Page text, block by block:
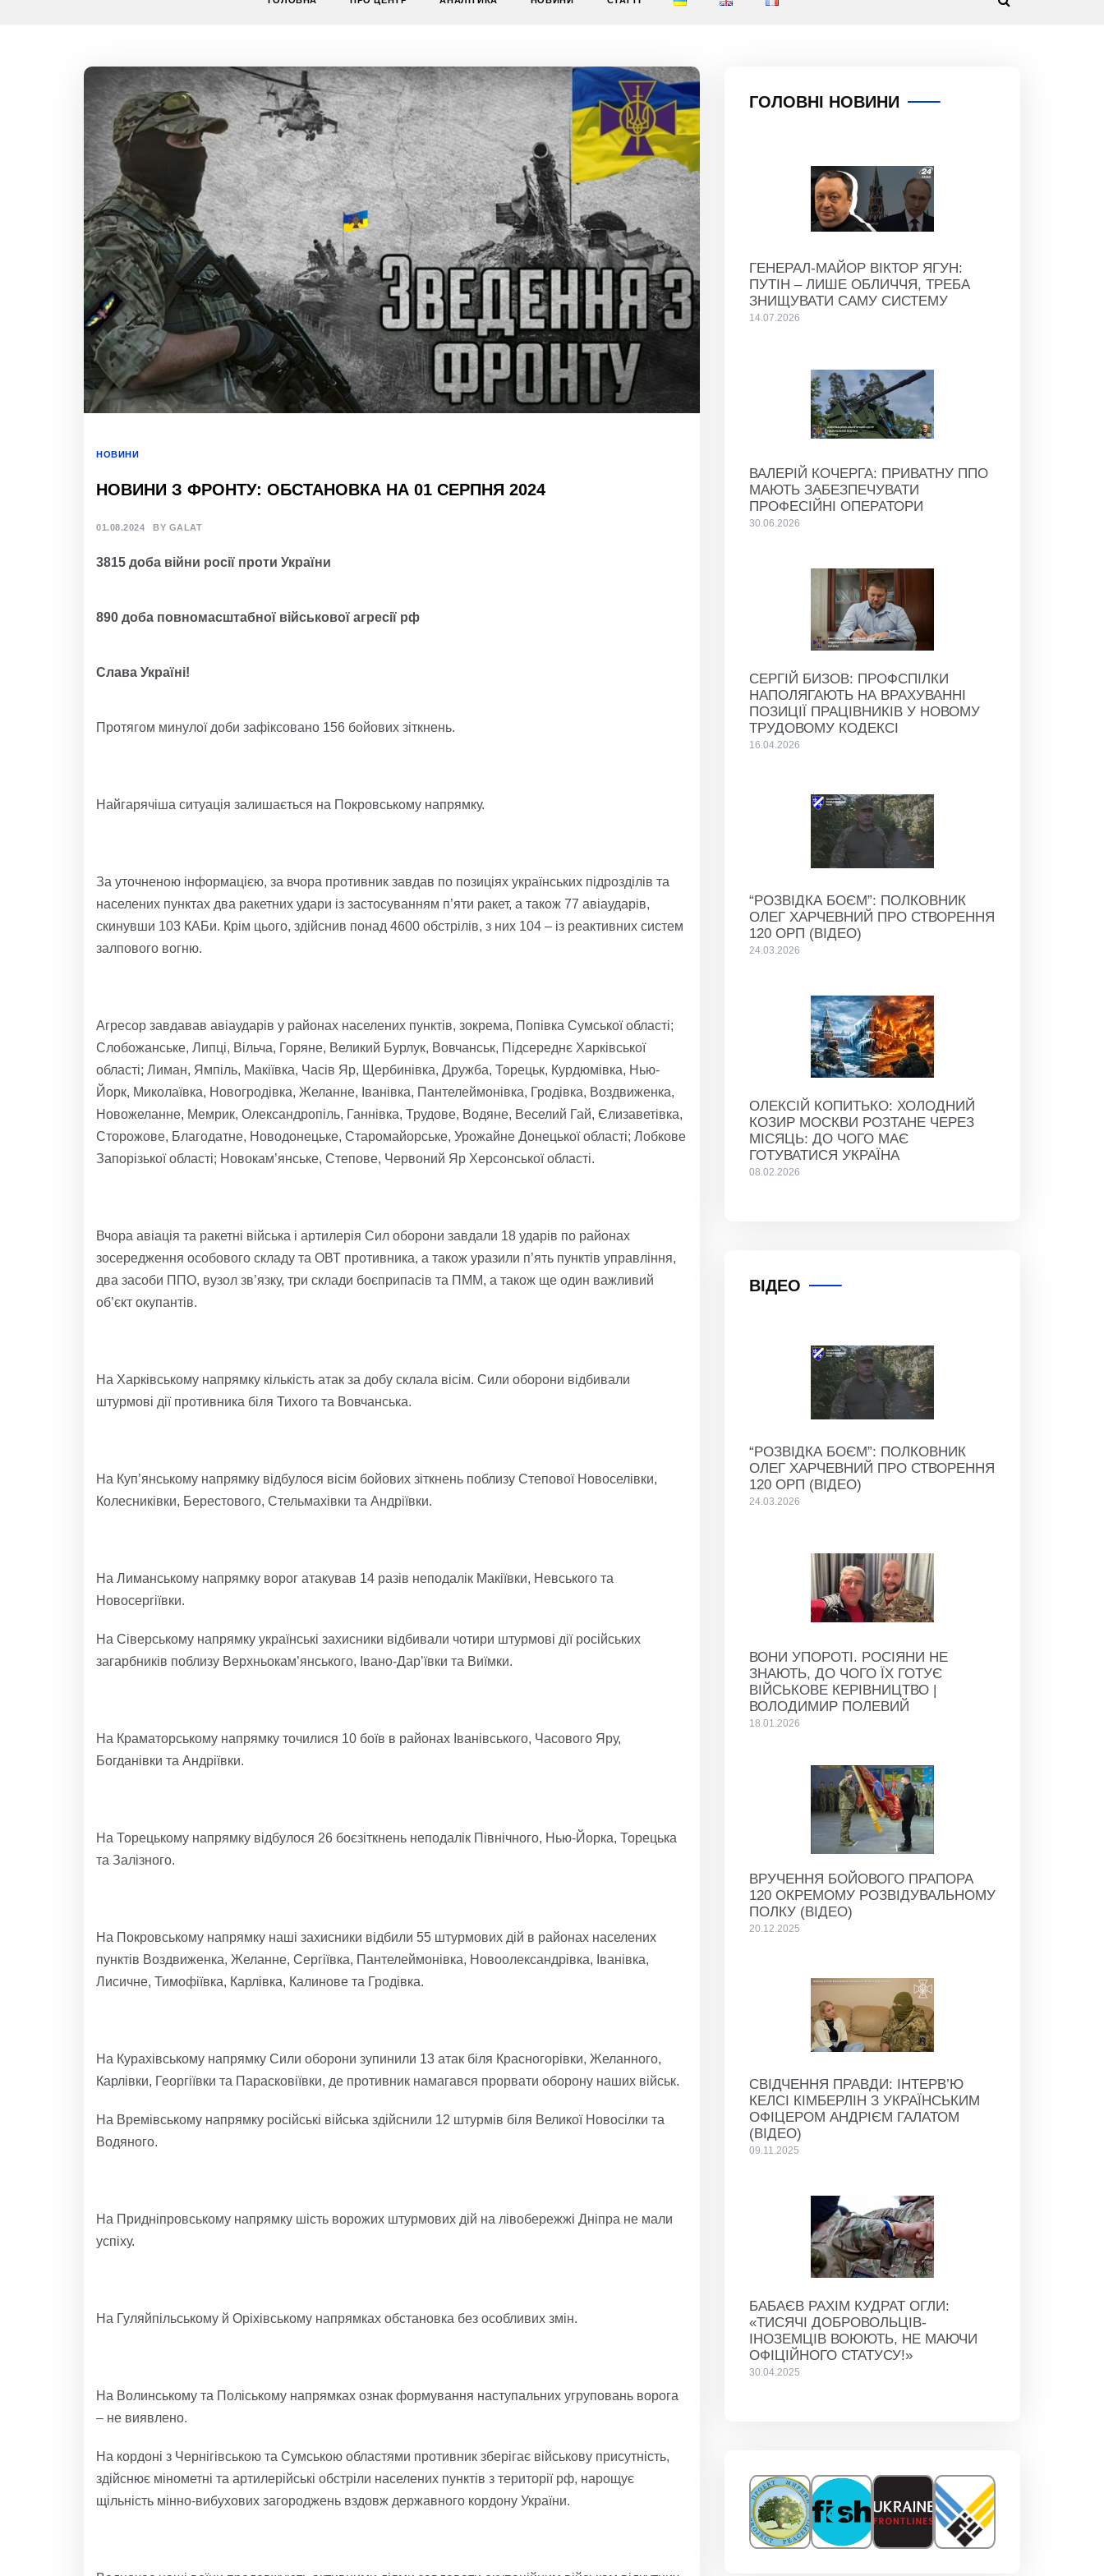
НОВИНИ
НОВИНИ З ФРОНТУ: ОБСТАНОВКА НА 01 СЕРПНЯ 2024
01.08.2024 BY GALAT
3815 доба війни росії проти України
890 доба повномасштабної військової агресії рф
Слава Україні!
Протягом минулої доби зафіксовано 156 бойових зіткнень.
Найгарячіша ситуація залишається на Покровському напрямку.
За уточненою інформацією, за вчора противник завдав по позиціях українських підрозділів та
населених пунктах два ракетних удари із застосуванням п’яти ракет, а також 77 авіаударів,
скинувши 103 КАБи. Крім цього, здійснив понад 4600 обстрілів, з них 104 – із реактивних систем
залпового вогню.
Агресор завдавав авіаударів у районах населених пунктів, зокрема, Попівка Сумської області;
Слобожанське, Липці, Вільча, Горяне, Великий Бурлук, Вовчанськ, Підсереднє Харківської
області; Лиман, Ямпіль, Макіївка, Часів Яр, Щербинівка, Дружба, Торецьк, Курдюмівка, Нью-
Йорк, Миколаївка, Новогродівка, Желанне, Іванівка, Пантелеймонівка, Гродівка, Воздвиженка,
Новожеланне, Мемрик, Олександропіль, Ганнівка, Трудове, Водяне, Веселий Гай, Єлизаветівка,
Сторожове, Благодатне, Новодонецьке, Старомайорське, Урожайне Донецької області; Лобкове
Запорізької області; Новокам’янське, Степове, Червоний Яр Херсонської області.
Вчора авіація та ракетні війська і артилерія Сил оборони завдали 18 ударів по районах
зосередження особового складу та ОВТ противника, а також уразили п’ять пунктів управління,
два засоби ППО, вузол зв’язку, три склади боєприпасів та ПММ, а також ще один важливий
об’єкт окупантів.
На Харківському напрямку кількість атак за добу склала вісім. Сили оборони відбивали
штурмові дії противника біля Тихого та Вовчанська.
На Куп’янському напрямку відбулося вісім бойових зіткнень поблизу Степової Новоселівки,
Колесниківки, Берестового, Стельмахівки та Андріївки.
На Лиманському напрямку ворог атакував 14 разів неподалік Макіївки, Невського та
Новосергіївки.
На Сіверському напрямку українські захисники відбивали чотири штурмові дії російських
загарбників поблизу Верхньокам’янського, Івано-Дар’ївки та Виїмки.
На Краматорському напрямку точилися 10 боїв в районах Іванівського, Часового Яру,
Богданівки та Андріївки.
На Торецькому напрямку відбулося 26 боєзіткнень неподалік Північного, Нью-Йорка, Торецька
та Залізного.
На Покровському напрямку наші захисники відбили 55 штурмових дій в районах населених
пунктів Воздвиженка, Желанне, Сергіївка, Пантелеймонівка, Новоолександрівка, Іванівка,
Лисичне, Тимофіївка, Карлівка, Калинове та Гродівка.
На Курахівському напрямку Сили оборони зупинили 13 атак біля Красногорівки, Желанного,
Карлівки, Георгіївки та Парасковіївки, де противник намагався прорвати оборону наших військ.
На Времівському напрямку російські війська здійснили 12 штурмів біля Великої Новосілки та
Водяного.
На Придніпровському напрямку шість ворожих штурмових дій на лівобережжі Дніпра не мали
успіху.
На Гуляйпільському й Оріхівському напрямках обстановка без особливих змін.
На Волинському та Поліському напрямках ознак формування наступальних угруповань ворога
– не виявлено.
На кордоні з Чернігівською та Сумською областями противник зберігає військову присутність,
здійснює мінометні та артилерійські обстріли населених пунктів з території рф, нарощує
щільність мінно-вибухових загороджень вздовж державного кордону України.
ГОЛОВНІ НОВИНИ
ГЕНЕРАЛ-МАЙОР ВІКТОР ЯГУН:
ПУТІН – ЛИШЕ ОБЛИЧЧЯ, ТРЕБА
ЗНИЩУВАТИ САМУ СИСТЕМУ
14.07.2026
ВАЛЕРІЙ КОЧЕРГА: ПРИВАТНУ ППО
МАЮТЬ ЗАБЕЗПЕЧУВАТИ
ПРОФЕСІЙНІ ОПЕРАТОРИ
30.06.2026
СЕРГІЙ БИЗОВ: ПРОФСПІЛКИ
НАПОЛЯГАЮТЬ НА ВРАХУВАННІ
ПОЗИЦІЇ ПРАЦІВНИКІВ У НОВОМУ
ТРУДОВОМУ КОДЕКСІ
16.04.2026
“РОЗВІДКА БОЄМ”: ПОЛКОВНИК
ОЛЕГ ХАРЧЕВНИЙ ПРО СТВОРЕННЯ
120 ОРП (ВІДЕО)
24.03.2026
ОЛЕКСІЙ КОПИТЬКО: ХОЛОДНИЙ
КОЗИР МОСКВИ РОЗТАНЕ ЧЕРЕЗ
МІСЯЦЬ: ДО ЧОГО МАЄ
ГОТУВАТИСЯ УКРАЇНА
08.02.2026
ВІДЕО
“РОЗВІДКА БОЄМ”: ПОЛКОВНИК
ОЛЕГ ХАРЧЕВНИЙ ПРО СТВОРЕННЯ
120 ОРП (ВІДЕО)
24.03.2026
ВОНИ УПОРОТІ. РОСІЯНИ НЕ
ЗНАЮТЬ, ДО ЧОГО ЇХ ГОТУЄ
ВІЙСЬКОВЕ КЕРІВНИЦТВО |
ВОЛОДИМИР ПОЛЕВИЙ
18.01.2026
ВРУЧЕННЯ БОЙОВОГО ПРАПОРА
120 ОКРЕМОМУ РОЗВІДУВАЛЬНОМУ
ПОЛКУ (ВІДЕО)
20.12.2025
СВІДЧЕННЯ ПРАВДИ: ІНТЕРВ’Ю
КЕЛСІ КІМБЕРЛІН З УКРАЇНСЬКИМ
ОФІЦЕРОМ АНДРІЄМ ГАЛАТОМ
(ВІДЕО)
09.11.2025
БАБАЄВ РАХІМ КУДРАТ ОГЛИ:
«ТИСЯЧІ ДОБРОВОЛЬЦІВ-
ІНОЗЕМЦІВ ВОЮЮТЬ, НЕ МАЮЧИ
ОФІЦІЙНОГО СТАТУСУ!»
30.04.2025